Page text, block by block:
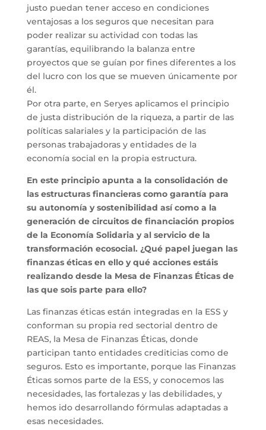
justo puedan tener acceso en condiciones
ventajosas a los seguros que necesitan para
poder realizar su actividad con todas las
garantías, equilibrando la balanza entre
proyectos que se guían por fines diferentes a los
del lucro con los que se mueven únicamente por
él.
Por otra parte, en Seryes aplicamos el principio
de justa distribución de la riqueza, a partir de las
políticas salariales y la participación de las
personas trabajadoras y entidades de la
economía social en la propia estructura.
En este principio apunta a la consolidación de
las estructuras financieras como garantía para
su autonomía y sostenibilidad así como a la
generación de circuitos de financiación propios
de la Economía Solidaria y al servicio de la
transformación ecosocial. ¿Qué papel juegan las
finanzas éticas en ello y qué acciones estáis
realizando desde la Mesa de Finanzas Éticas de
las que sois parte para ello?
Las finanzas éticas están integradas en la ESS y
conforman su propia red sectorial dentro de
REAS, la Mesa de Finanzas Éticas, donde
participan tanto entidades crediticias como de
seguros. Esto es importante, porque las Finanzas
Éticas somos parte de la ESS, y conocemos las
necesidades, las fortalezas y las debilidades, y
hemos ido desarrollando fórmulas adaptadas a
esas necesidades.